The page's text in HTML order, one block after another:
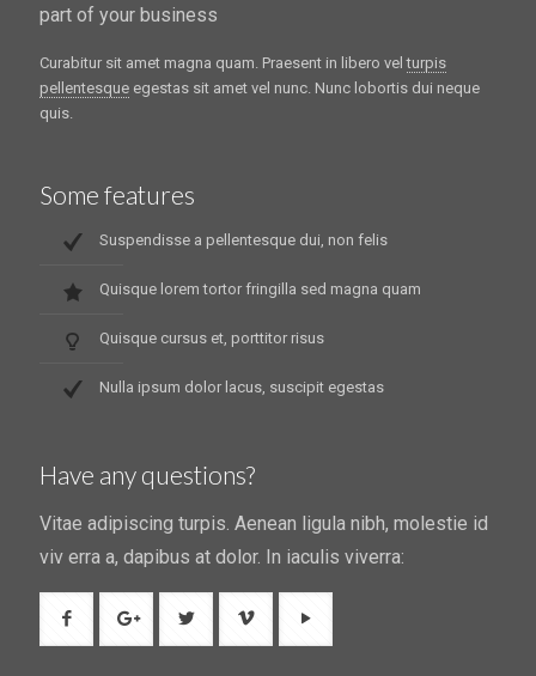
part of your business
Curabitur sit amet magna quam. Praesent in libero velturpis
pellentesque egestas sit amet vel nunc. Nunc lobortis dui neque
quis.
Some features
Suspendisse a pellentesque dui, non felis
Quisque lorem tortor fringilla sed magna quam
Quisque cursus et, porttitor risus
Nulla ipsum dolor lacus, suscipit egestas
Have any questions?
Vitae adipiscing turpis. Aenean ligula nibh, molestie id
viv erra a, dapibus at dolor. In iaculis viverra: